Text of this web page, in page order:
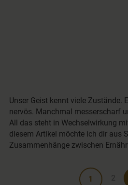
Unser Geist kennt viele Zustände.
nervös. Manchmal messerscharf
All das steht in Wechselwirkung
diesem Artikel möchte ich dir aus
Zusammenhänge zwischen
1